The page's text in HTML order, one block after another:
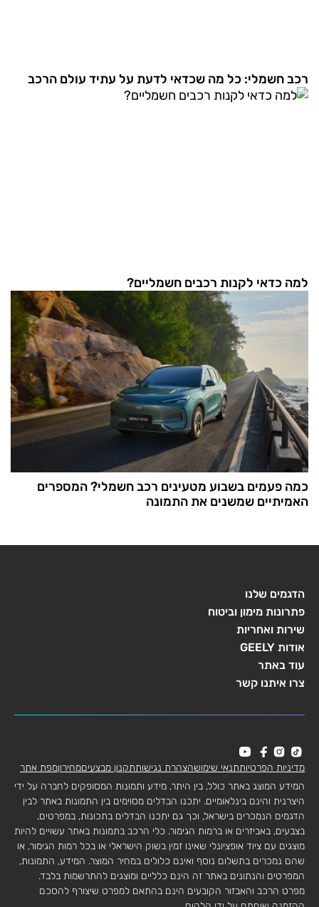
רכב חשמלי: כל מה שכדאי לדעת על עתיד עולם הרכב
למה כדאי לקנות רכבים חשמליים?
כמה פעמים בשבוע מטעינים רכב חשמלי? המספרים
האמיתיים שמשנים את התמונה
הדגמים שלנו
פתרונות מימון וביטוח
שירות ואחריות
אודות GEELY
עוד באתר
צרו איתנו קשר
מדיניות הפרטיותתנאי שימושהצהרת נגישותתקנון מבצעיםמחירוןמפת אתר
המידע המוצג באתר כולל, בין היתר, מידע ותמונות המסופקים לחברה על ידי
היצרנית והינם בינלאומיים. יתכנו הבדלים מסוימים בין התמונות באתר לבין
הדגמים הנמכרים בישראל, וכך גם יתכנו הבדלים בתכונות, במפרטים,
בצבעים, באביזרים או ברמות הגימור. כלי הרכב בתמונות באתר עשויים להיות
מוצגים עם ציוד אופציונלי שאינו זמין בשוק הישראלי או בכל רמות הגימור, או
שהם נמכרים בתשלום נוסף ואינם כלולים במחיר המוצר. המידע, התמונות,
המפרטים והנתונים באתר זה הינם כלליים ומוצגים להתרשמות בלבד.
מפרט הרכב והאבזור הקובעים הינם בהתאם למפרט שיצורף להסכם